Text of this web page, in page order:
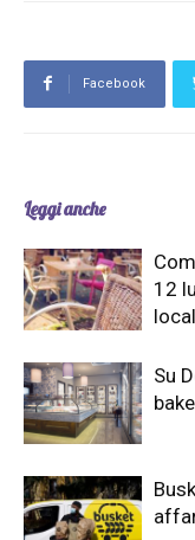
Facebook
Leggi anche
12
Su